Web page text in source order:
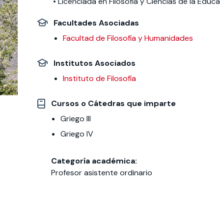
Facultades Asociadas
Facultad de Filosofía y Humanidades
Institutos Asociados
Instituto de Filosofía
Cursos o Cátedras que imparte
Griego III
Griego IV
Categoría académica:
Profesor asistente ordinario